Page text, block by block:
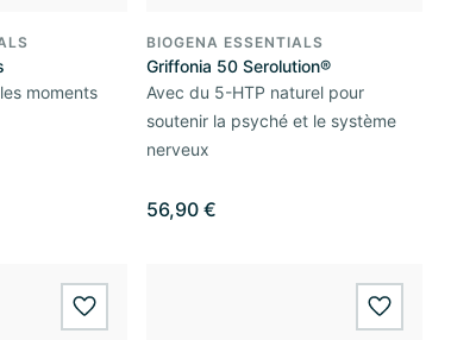
moments
BIOGENA ESSENTIALS
Griffonia 50 Serolution®
Avec du 5-HTP naturel pour
soutenir la psyché et le système
nerveux
56,90 €
wishlist.add